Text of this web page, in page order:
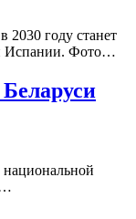
2030 году станет
Испании. Фото…